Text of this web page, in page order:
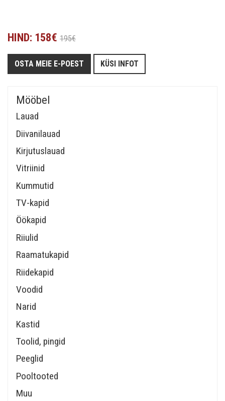
Mööbel
Lauad
Diivanilauad
Kirjutuslauad
Vitriinid
Kummutid
TV-kapid
Öökapid
Riiulid
Raamatukapid
Riidekapid
Voodid
Narid
Kastid
Toolid, pingid
Peeglid
Pooltooted
Muu
HIND: 158€ 195€
OSTA MEIE E-POEST KÜSI INFOT